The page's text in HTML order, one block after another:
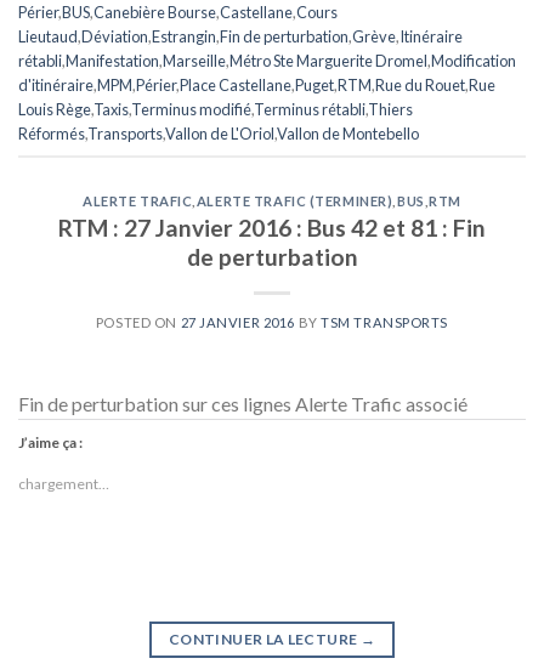
Périer,BUS,Canebière Bourse,Castellane,Cours
Lieutaud,Déviation,Estrangin,Fin de perturbation,Grève,Itinéraire
rétabli,Manifestation,Marseille,Métro Ste Marguerite Dromel,Modification
d'itinéraire,MPM,Périer,Place Castellane,Puget,RTM,Rue du Rouet,Rue
Louis Rège,Taxis,Terminus modifié,Terminus rétabli,Thiers
Réformés,Transports,Vallon de L'Oriol,Vallon de Montebello
ALERTE TRAFIC ALERTE TRAFIC (TERMINER) BUS ,RTM
RTM : 27 Janvier 2016 : Bus 42 et 81 : Fin
de perturbation
POSTED ON 27 JANVIER 2016 BYTSM TRANSPORTS
Fin de perturbation sur ces lignes Alerte Trafic associé
J’aime ça :
chargement…
CONTINUER LA LECTURE →